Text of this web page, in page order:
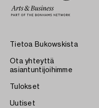
Tietoa Bukowskista
Ota yhteyttä
asiantuntijoihimme
Tulokset
Uutiset